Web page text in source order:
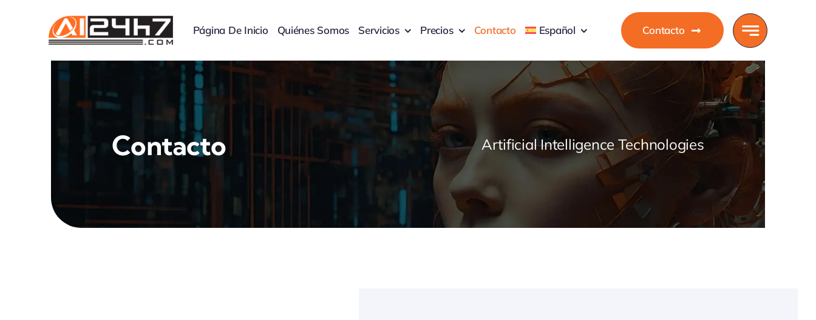
Página De Inicio Quiénes Somos Servicios Precios Contacto Español Contacto
Contacto Artificial Intelligence Technologies